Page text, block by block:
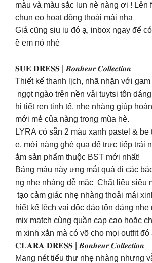
mẫu và màu sắc lun nè nàng ơi ! Lên
chun eo hoạt động thoải mái nha
Giá cũng siu iu đó ạ, inbox ngay để
ề em nó nhé
𝐒𝐔𝐄 𝐃𝐑𝐄𝐒𝐒 | 𝑩𝒐𝒏𝒉𝒆𝒖𝒓 𝑪𝒐𝒍𝒍𝒆𝒄𝒕𝒊𝒐𝒏
Thiết kế thanh lịch, nhã nhặn với gam
ngọt ngào trên nền vải tuytsi tôn
hi tiết ren tinh tế, nhẹ nhàng giúp
mới mẻ của nàng trong mùa hè.
LYRA có sẵn 2 màu xanh pastel & be
e, mời nàng ghé qua để trực tiếp trải
ắm sản phẩm thuộc BST mới nhất!
Bảng màu này ưng mắt quá đi các
ng nhẹ nhàng dễ mặc Chất liệu siêu
tạo cảm giác nhẹ nhàng thoải mái
hiết kế lệch vai độc đáo tôn dáng nhẹ
mix match cùng quần cạp cao hoặc
m xinh xắn mà có võ cho mọi outfit đó
𝐂𝐋𝐀𝐑𝐀 𝐃𝐑𝐄𝐒𝐒 | 𝑩𝒐𝒏𝒉𝒆𝒖𝒓 𝑪𝒐𝒍𝒍𝒆𝒄𝒕𝒊𝒐𝒏
Mang nét tiểu thư nhẹ nhàng nhưng